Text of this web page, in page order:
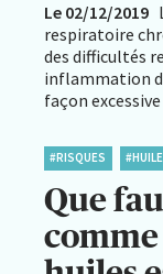
Le 02/12/2019
respiratoire
des difficultés
inflammation
façon
#RISQUES
Que